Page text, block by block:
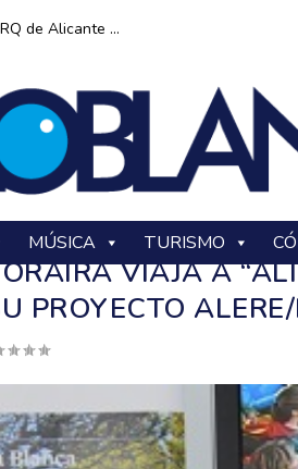
de Alicante ...
MÚSICA TURISMO
VIAJA A
PROYECTO